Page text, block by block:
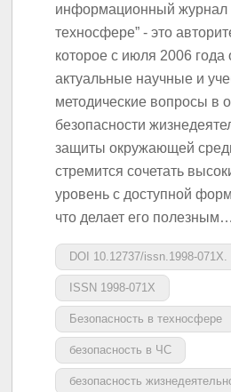
информационный журнал
техносфере” - это
которое с июля 2006 года
актуальные научные и
методические вопросы в
безопасности
защиты окружающей
стремится сочетать
уровень с доступной
что делает его полезным…
DOI 10.12737/issn.1998-071X.
ISSN 1998-071X
Безопасность в техносфере
безопасность в ЧС
безопасность